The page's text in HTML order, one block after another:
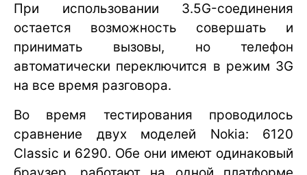
При использовании 3.5G-соединения
остается возможность совершать и
принимать вызовы, но телефон
автоматически переключится в режим 3G
на все время разговора.
Во время тестирования проводилось
сравнение двух моделей Nokia: 6120
Classic и 6290. Обе они имеют одинаковый